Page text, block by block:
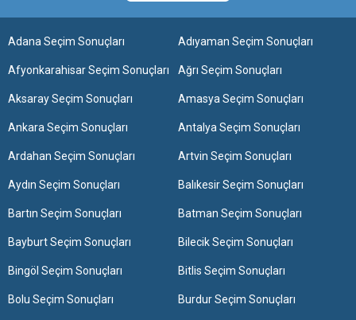
Adana Seçim Sonuçları Adıyaman Seçim Sonuçları
Afyonkarahisar Seçim Sonuçları Ağrı Seçim Sonuçları
Aksaray Seçim Sonuçları Amasya Seçim Sonuçları
Ankara Seçim Sonuçları Antalya Seçim Sonuçları
Ardahan Seçim Sonuçları Artvin Seçim Sonuçları
Aydın Seçim Sonuçları Balıkesir Seçim Sonuçları
Bartın Seçim Sonuçları Batman Seçim Sonuçları
Bayburt Seçim Sonuçları Bilecik Seçim Sonuçları
Bingöl Seçim Sonuçları Bitlis Seçim Sonuçları
Bolu Seçim Sonuçları Burdur Seçim Sonuçları